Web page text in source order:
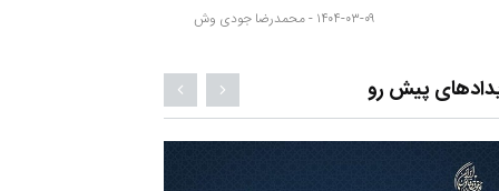
۱۴۰۴-۰۳-۰۹ - محمدرضا جودی وش
پیش رو